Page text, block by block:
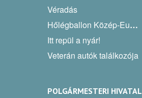
Véradás
Hőlégballon Közép-Európa Kupa
Itt repül a nyár!
Veterán autók találkozója
POLGÁRMESTERI HIVATAL